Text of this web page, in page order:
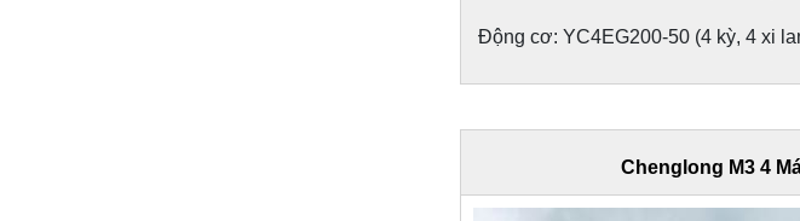
Động cơ: YC4EG200-50 (4 kỳ, 4 xi
Chenglong M3 4